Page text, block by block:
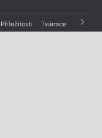
Příležitosti Tvárnice Archiv